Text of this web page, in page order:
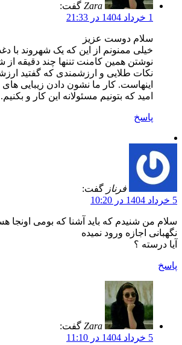
Zara گفت:
1 خرداد 1404 در 21:33
سلام دوست عزیز
خیلی ممنونم از این که یک شهروند با
نوشتن همین کامنت تننها چند دقیقه
نکات طلایی و ارزشمندی که گفتید
اینهاست. کار ما نشون دادن زیبایی های
امید که بتونیم مسئولانه این کار و بکنیم.
پاسخ
فرناز گفت:
5 خرداد 1404 در 10:20
سلام من شنیدم که باید آشنا که بومی اونجا
نگهبانی اجازه ورود نمیده
آیا درسته ؟
پاسخ
Zara گفت:
5 خرداد 1404 در 11:10